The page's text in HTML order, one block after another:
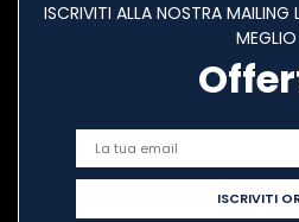
ISCRIVITI ALLA NOSTRA MAILING
MEGLIO